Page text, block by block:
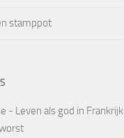
stamppot
- Leven als god in Frankrijk